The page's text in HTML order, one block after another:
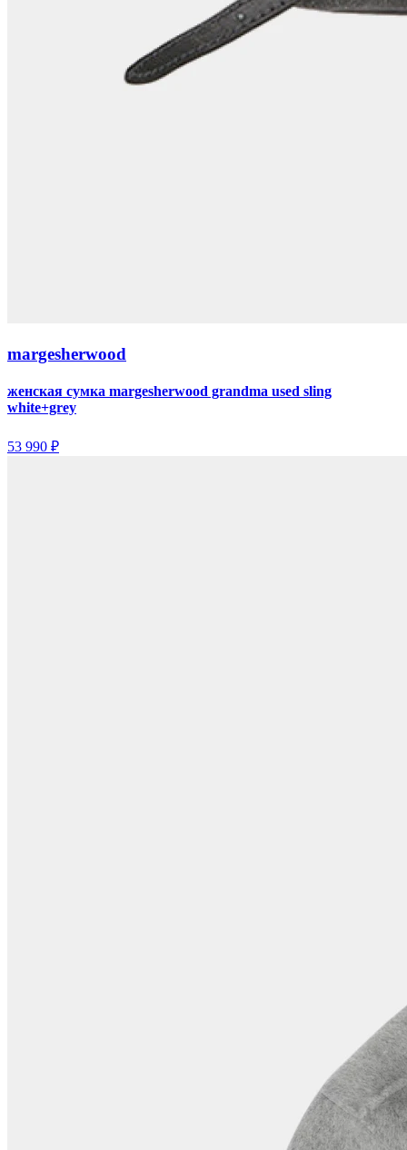
margesherwood
женская сумка margesherwood grandma used sling
white+grey
53 990 ₽